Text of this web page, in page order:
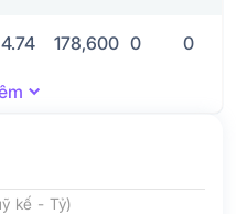
4.74 178,600 0 0
kế - Tỷ)